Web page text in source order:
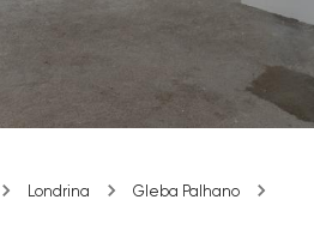
Londrina
Gleba Palhano